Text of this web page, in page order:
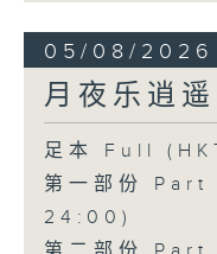
05/08/2026
月夜乐逍遥
足本 Full
第一部份
24:00)